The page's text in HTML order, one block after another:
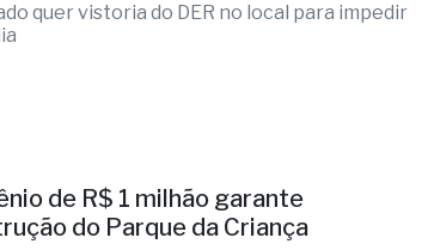
quer vistoria do DER no local para impedir
de R$ 1 milhão garante
do Parque da Criança